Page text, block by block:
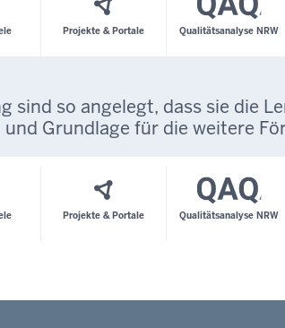
Projekte & Portale Qualitätsanalyse NRW
so angelegt, dass sie die
Grundlage für die weitere
Projekte & Portale Qualitätsanalyse NRW